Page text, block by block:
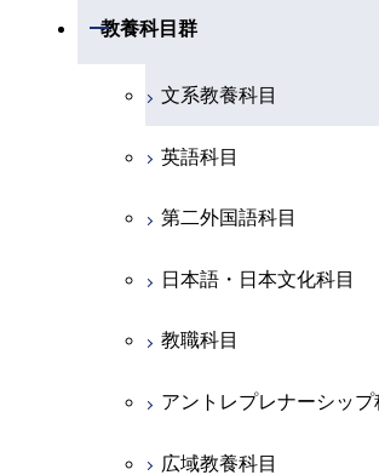
共通専門科目
共通専門科目
融合理工学系
初年次専門科目
創造プロセス科目
共通専門科目
工学院，物質理工学院，
教養科目群
開閉
文系教養科目
英語科目
第二外国語科目
日本語・日本文化科目
教職科目
アントレプレナーシップ
広域教養科目